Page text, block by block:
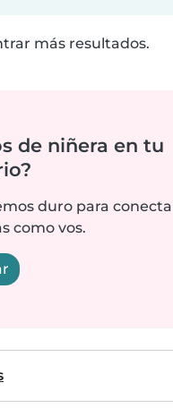
más resultados.
de niñera en tu
duro para
como vos.